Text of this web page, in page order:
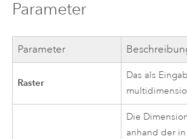
Parameter
Parameter
Raster
Das als
Die
anhand der